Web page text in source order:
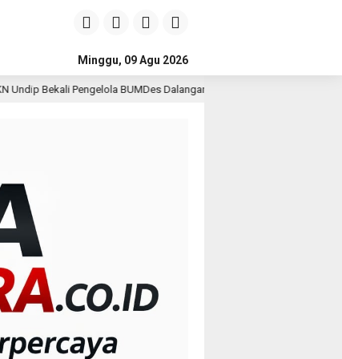
Minggu, 09 Agu 2026
BUMDes Dalangan dengan Pola Pikir Inovatif